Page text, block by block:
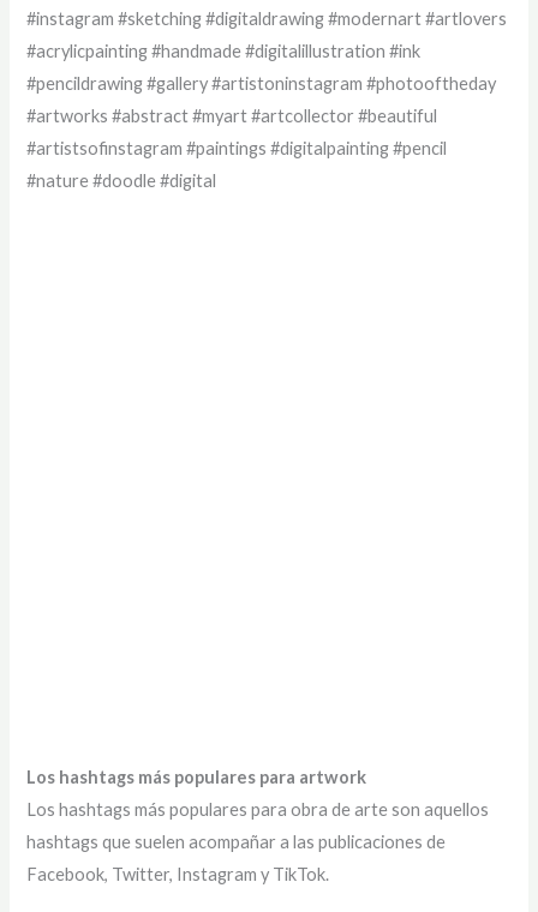
#instagram #sketching #digitaldrawing #modernart #artlovers
#acrylicpainting #handmade #digitalillustration #ink
#pencildrawing #gallery #artistoninstagram #photooftheday
#artworks #abstract #myart #artcollector #beautiful
#artistsofinstagram #paintings #digitalpainting #pencil
#nature #doodle #digital
Los hashtags más populares para artwork
Los hashtags más populares para obra de arte son aquellos
hashtags que suelen acompañar a las publicaciones de
Facebook, Twitter, Instagram y TikTok.